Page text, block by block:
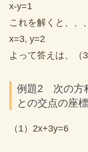
x-y=1
これを解くと、、、
x=3, y=2
よって答えは、（3
例題2 次の方
との交点の座
（1）2x+3y=6